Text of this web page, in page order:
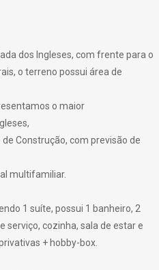
dos Ingleses, com frente para o
o terreno possui área de
o maior
Construção, com previsão de
multifamiliar.
1 suíte, possui 1 banheiro, 2
serviço, cozinha, sala de estar e
+ hobby-box.